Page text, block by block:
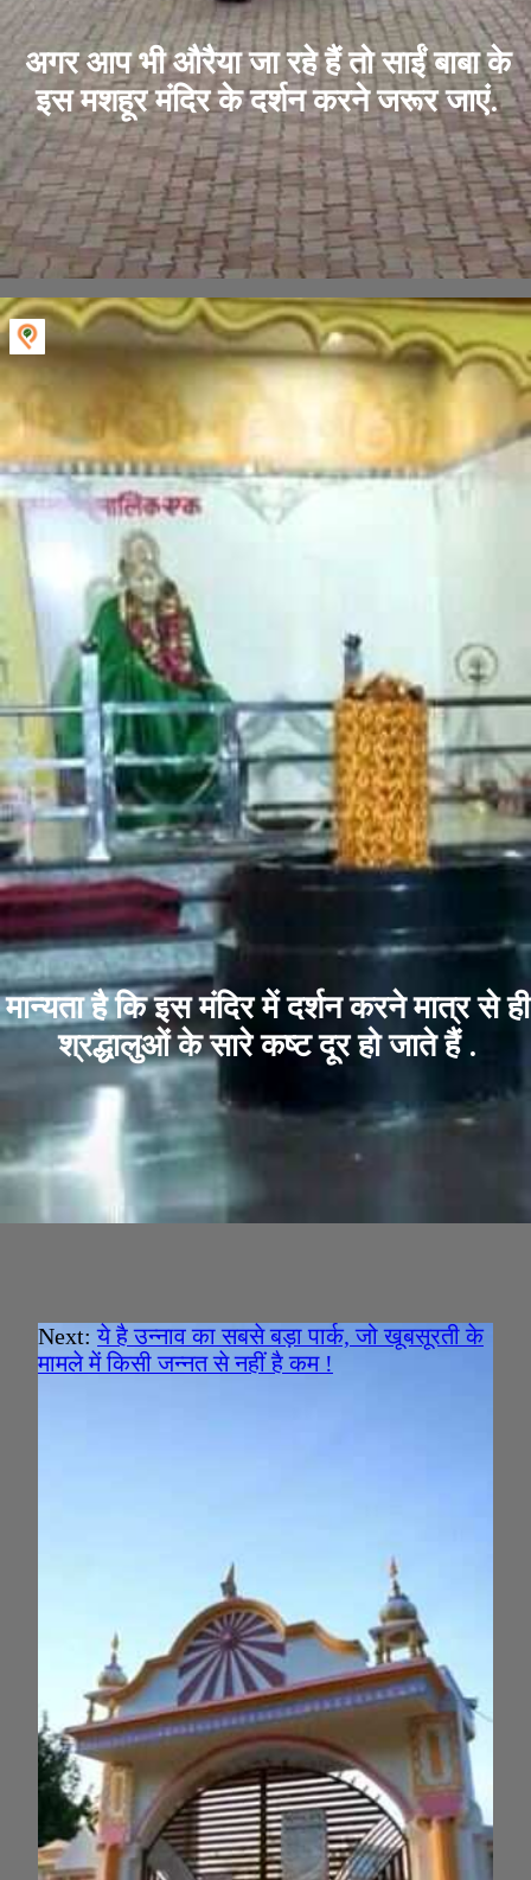
अगर आप भी औरैया जा रहे हैं तो साईं बाबा के
इस मशहूर मंदिर के दर्शन करने जरूर जाएं.
मान्यता है कि इस मंदिर में दर्शन करने मात्र से ही
श्रद्धालुओं के सारे कष्ट दूर हो जाते हैं .
Next:ये है उन्नाव का सबसे बड़ा पार्क, जो खूबसूरती के
मामले में किसी जन्नत से नहीं है कम !